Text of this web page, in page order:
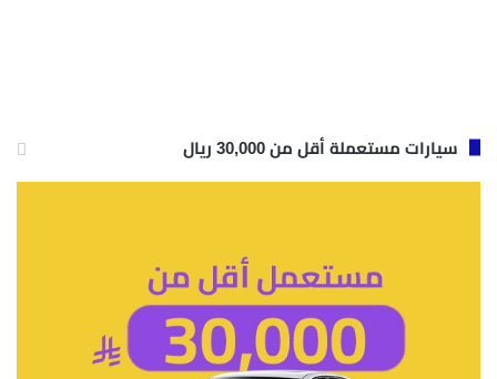
سيارات مستعملة أقل من 30,000 ريال